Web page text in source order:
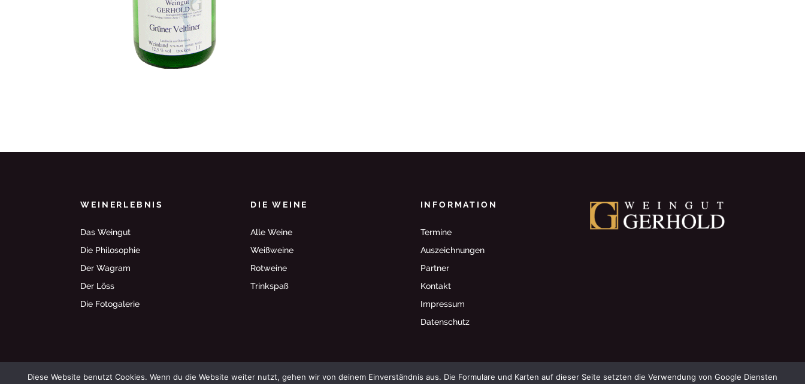
WEINERLEBNIS
Das Weingut
Die Philosophie
Der Wagram
Der Löss
Die Fotogalerie
DIE WEINE
Alle Weine
Weißweine
Rotweine
Trinkspaß
INFORMATION
Termine
Auszeichnungen
Partner
Kontakt
Impressum
Datenschutz
Diese Website benutzt Cookies. Wenn du die Website weiter nutzt, gehen wir von deinem Einverständnis aus. Die Formulare und Karten auf dieser Seite setzten die Verwendung von Google Diensten